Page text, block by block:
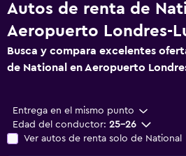
Autos de renta de
Aeropuerto Londres-
Busca y compara excelentes
de National en Aeropuerto
Entrega en el mismo punto
Edad del conductor: 25-26
Ver autos de renta solo de National